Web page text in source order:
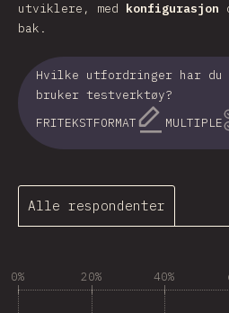
utviklere, med konfigurasjon
bak.
Hvilke utfordringer har du
bruker testverktøy?
FRITEKSTFORMAT
MULTIPLE
Alle respondenter
0% 20% 40%